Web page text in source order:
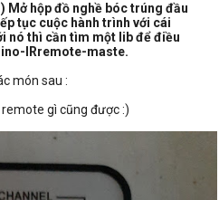
Mở hộp đồ nghề bóc trúng đầu
tục cuộc hành trình với cái
nó thì cần tìm một lib để điều
IRremote-maste.
món sau :
gì cũng được :)